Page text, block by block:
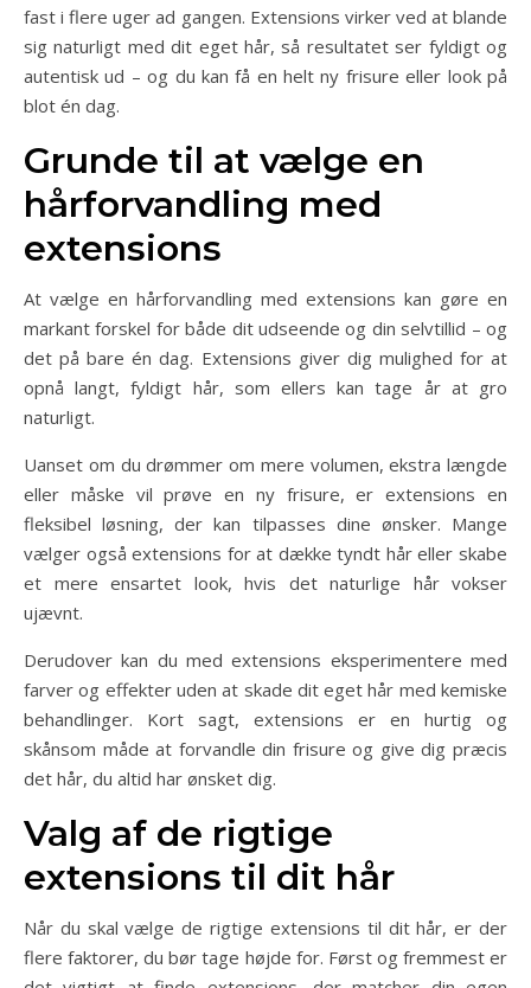
fast i flere uger ad gangen. Extensions virker ved at blande
sig naturligt med dit eget hår, så resultatet ser fyldigt og
autentisk ud – og du kan få en helt ny frisure eller look på
blot én dag.
Grunde til at vælge en
hårforvandling med
extensions
At vælge en hårforvandling med extensions kan gøre en
markant forskel for både dit udseende og din selvtillid – og
det på bare én dag. Extensions giver dig mulighed for at
opnå langt, fyldigt hår, som ellers kan tage år at gro
naturligt.
Uanset om du drømmer om mere volumen, ekstra længde
eller måske vil prøve en ny frisure, er extensions en
fleksibel løsning, der kan tilpasses dine ønsker. Mange
vælger også extensions for at dække tyndt hår eller skabe
et mere ensartet look, hvis det naturlige hår vokser
ujævnt.
Derudover kan du med extensions eksperimentere med
farver og effekter uden at skade dit eget hår med kemiske
behandlinger. Kort sagt, extensions er en hurtig og
skånsom måde at forvandle din frisure og give dig præcis
det hår, du altid har ønsket dig.
Valg af de rigtige
extensions til dit hår
Når du skal vælge de rigtige extensions til dit hår, er der
flere faktorer, du bør tage højde for. Først og fremmest er